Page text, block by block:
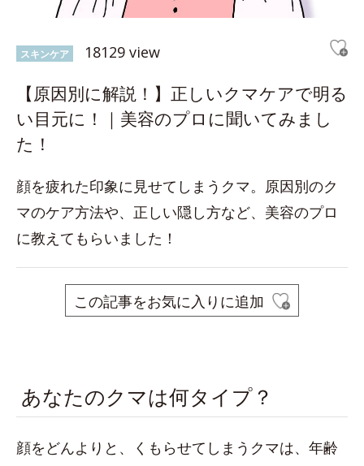
スキンケア 18129 view
【原因別に解説！】正しいクマケアで明る
い目元に！｜美容のプロに聞いてみまし
た！
顔を疲れた印象に見せてしまうクマ。原因別のク
マのケア方法や、正しい隠し方など、美容のプロ
に教えてもらいました！
この記事をお気に入りに追加
あなたのクマは何タイプ？
顔をどんよりと、くもらせてしまうクマは、年齢